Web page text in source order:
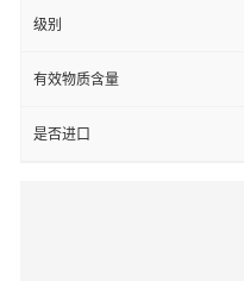
级别
有效物质含量
是否进口